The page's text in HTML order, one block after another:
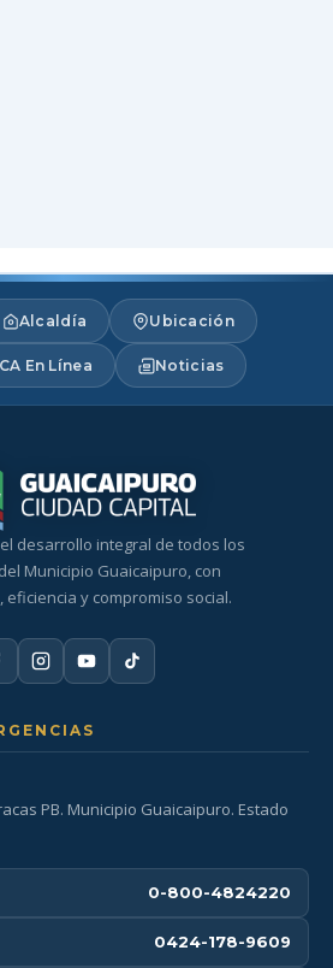
Alcaldía Ubicación
En Línea Noticias
desarrollo integral de todos los
Municipio Guaicaipuro, con
y compromiso social.
PB. Municipio Guaicaipuro. Estado
0-800-4824220
0424-178-9609